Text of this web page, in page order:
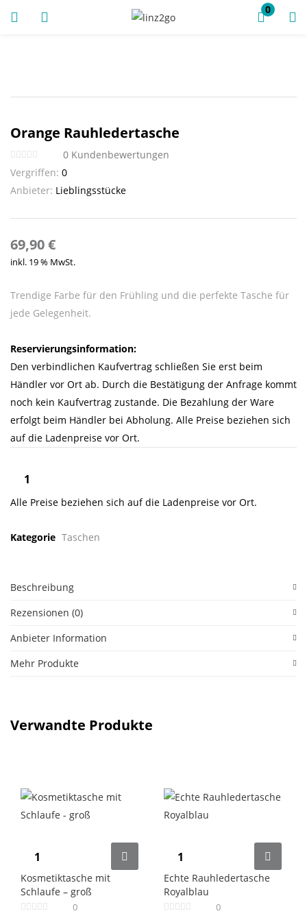
0
ANMELDUNG
Geben Sie Ihren Benutzernamen und Ihr Passwort ein, um
sich anzumelden.
Passwort vergessen?
Orange Rauhledertasche
0 Kundenbewertungen
Vergriffen: 0
Anbieter: Lieblingsstücke
69,90€
inkl. 19 % MwSt.
Trendige Farbe für den Frühling und die perfekte Tasche für
jede Gelegenheit.
Reservierungsinformation:
Den verbindlichen Kaufvertrag schließen Sie erst beim
Händler vor Ort ab. Durch die Bestätigung der Anfrage kommt
noch kein Kaufvertrag zustande. Die Bezahlung der Ware
erfolgt beim Händler bei Abholung. Alle Preise beziehen sich
auf die Ladenpreise vor Ort.
Alle Preise beziehen sich auf die Ladenpreise vor Ort.
Kategorie Taschen
Beschreibung
Rezensionen (0)
Anbieter Information
Mehr Produkte
Verwandte Produkte
Kosmetiktasche mit
Schlaufe – groß
0
Echte Rauhledertasche
Royalblau
0